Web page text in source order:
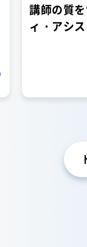
講師の質
ィ・アシ